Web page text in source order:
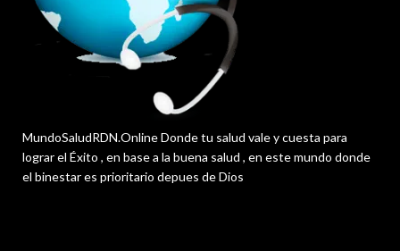
MundoSaludRDN.Online Donde tu salud vale y cuesta para
lograr el Éxito , en base a la buena salud , en este mundo donde
el binestar es prioritario depues de Dios